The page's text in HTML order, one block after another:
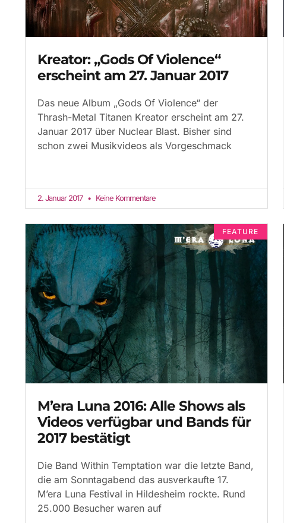
Kreator: „Gods Of Violence“
erscheint am 27. Januar 2017
Das neue Album „Gods Of Violence“ der
Thrash-Metal Titanen Kreator erscheint am 27.
Januar 2017 über Nuclear Blast. Bisher sind
schon zwei Musikvideos als Vorgeschmack
2. Januar 2017 Keine Kommentare
FEATURE
M’era Luna 2016: Alle Shows als
Videos verfügbar und Bands für
2017 bestätigt
Die Band Within Temptation war die letzte Band,
die am Sonntagabend das ausverkaufte 17.
M’era Luna Festival in Hildesheim rockte. Rund
25.000 Besucher waren auf